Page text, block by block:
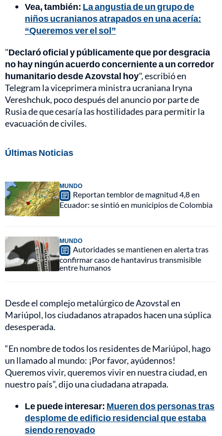
Vea, también: La angustia de un grupo de
niños ucranianos atrapados en una acería:
“Queremos ver el sol”
"Declaró oficial y públicamente que por desgracia
no hay ningún acuerdo concerniente a un corredor
humanitario desde Azovstal hoy", escribió en
Telegram la viceprimera ministra ucraniana Iryna
Vereshchuk, poco después del anuncio por parte de
Rusia de que cesaría las hostilidades para permitir la
evacuación de civiles.
Últimas Noticias
MUNDO
Reportan temblor de magnitud 4,8 en
Ecuador: se sintió en municipios de Colombia
MUNDO
Autoridades se mantienen en alerta tras
confirmar caso de hantavirus transmisible
entre humanos
Desde el complejo metalúrgico de Azovstal en
Mariúpol, los ciudadanos atrapados hacen una súplica
desesperada.
“En nombre de todos los residentes de Mariúpol, hago
un llamado al mundo: ¡Por favor, ayúdennos!
Queremos vivir, queremos vivir en nuestra ciudad, en
nuestro país”, dijo una ciudadana atrapada.
Le puede interesar: Mueren dos personas tras
desplome de edificio residencial que estaba
siendo renovado